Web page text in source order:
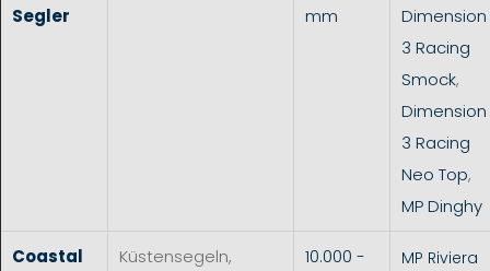
Segler mm
Dimension
3 Racing
Smock,
Dimension
3 Racing
Neo Top,
MP Dinghy
Coastal
Küstensegeln,
10.000 -
MP Riviera